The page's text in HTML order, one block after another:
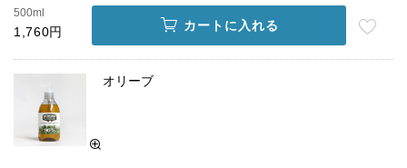
500ml
1,760円 カートに入れる
オリーブ